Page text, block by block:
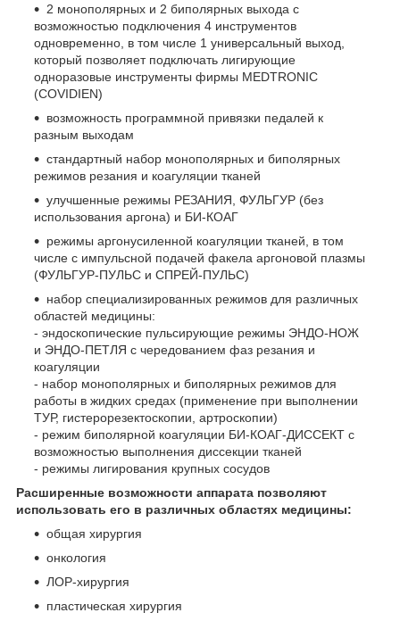
2 монополярных и 2 биполярных выхода с
возможностью подключения 4 инструментов
одновременно, в том числе 1 универсальный выход,
который позволяет подключать лигирующие
одноразовые инструменты фирмы MEDTRONIC
(COVIDIEN)
возможность программной привязки педалей к
разным выходам
стандартный набор монополярных и биполярных
режимов резания и коагуляции тканей
улучшенные режимы РЕЗАНИЯ, ФУЛЬГУР (без
использования аргона) и БИ-КОАГ
режимы аргонусиленной коагуляции тканей, в том
числе с импульсной подачей факела аргоновой плазмы
(ФУЛЬГУР-ПУЛЬС и СПРЕЙ-ПУЛЬС)
набор специализированных режимов для различных
областей медицины:
- эндоскопические пульсирующие режимы ЭНДО-НОЖ
и ЭНДО-ПЕТЛЯ с чередованием фаз резания и
коагуляции
- набор монополярных и биполярных режимов для
работы в жидких средах (применение при выполнении
ТУР, гистерорезектоскопии, артроскопии)
- режим биполярной коагуляции БИ-КОАГ-ДИССЕКТ с
возможностью выполнения диссекции тканей
- режимы лигирования крупных сосудов
Расширенные возможности аппарата позволяют
использовать его в различных областях медицины:
общая хирургия
онкология
ЛОР-хирургия
пластическая хирургия